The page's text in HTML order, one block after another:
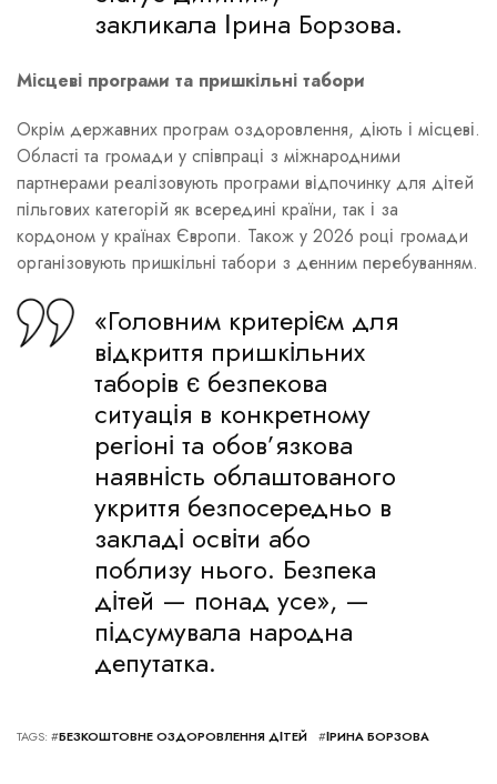
закликала Ірина Борзова.
Місцеві програми та пришкільні табори
Окрім державних програм оздоровлення, діють і місцеві.
Області та громади у співпраці з міжнародними
партнерами реалізовують програми відпочинку для дітей
пільгових категорій як всередині країни, так і за
кордоном у країнах Європи. Також у 2026 році громади
організовують пришкільні табори з денним перебуванням.
«Головним критерієм для
відкриття пришкільних
таборів є безпекова
ситуація в конкретному
регіоні та обов’язкова
наявність облаштованого
укриття безпосередньо в
закладі освіти або
поблизу нього. Безпека
дітей — понад усе», —
підсумувала народна
депутатка.
TAGS: #БЕЗКОШТОВНЕ ОЗДОРОВЛЕННЯ ДІТЕЙ #ІРИНА БОРЗОВА